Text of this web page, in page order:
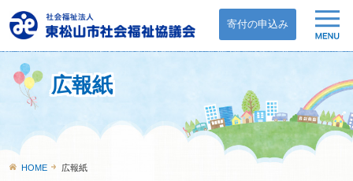
寄付の申込み
広報紙
HOME 広報紙